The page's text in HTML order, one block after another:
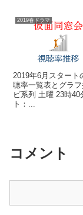
2019春ドラマ
2019年6月スタート
聴率一覧表とグラ
ビ系列 土曜 23時
ト：...
コメント